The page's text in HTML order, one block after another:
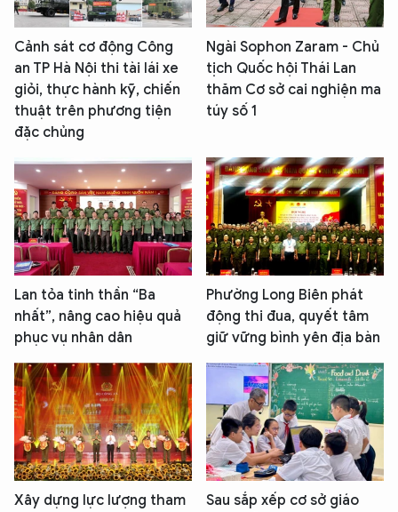
Cảnh sát cơ động Công
an TP Hà Nội thi tài lái xe
giỏi, thực hành kỹ, chiến
thuật trên phương tiện
đặc chủng
Ngài Sophon Zaram - Chủ
tịch Quốc hội Thái Lan
thăm Cơ sở cai nghiện ma
túy số 1
Lan tỏa tinh thần “Ba
nhất”, nâng cao hiệu quả
phục vụ nhân dân
Phường Long Biên phát
động thi đua, quyết tâm
giữ vững bình yên địa bàn
Xây dựng lực lượng tham
Sau sắp xếp cơ sở giáo